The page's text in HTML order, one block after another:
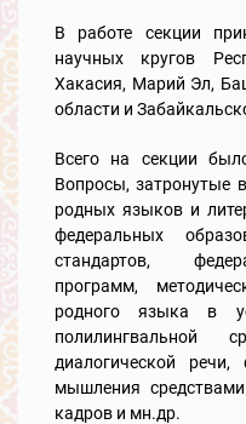
В работе секции
научных кругов
Хакасия, Марий Эл,
области и
Всего на секции
Вопросы, затронутые
родных языков и
федеральных
стандартов,
программ,
родного языка в
полилингвальной
диалогической речи,
мышления
кадров и мн.др.